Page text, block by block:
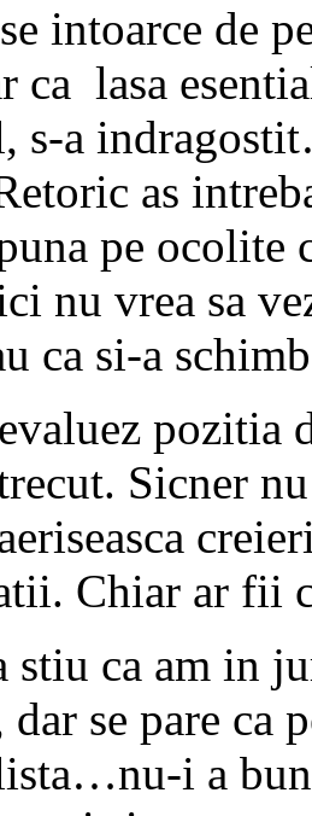
intoarce de
ca lasa
s-a
as
pe ocolite
nu vrea sa
ca si-a
pozitia
Sicner
Chiar ar fii
stiu ca am in
dar se pare ca
i a